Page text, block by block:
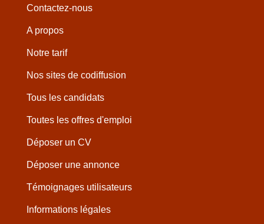
Contactez-nous
A propos
Notre tarif
Nos sites de codiffusion
Tous les candidats
Toutes les offres d'emploi
Déposer un CV
Déposer une annonce
Témoignages utilisateurs
Informations légales